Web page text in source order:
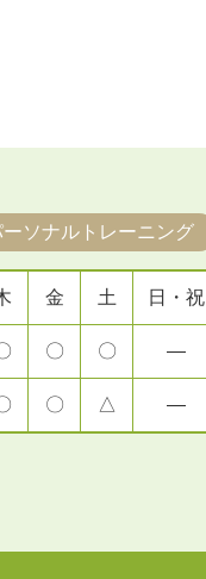
ーソナルトレーニング
金 土 日・祝
〇 〇 ―
〇 △ ―